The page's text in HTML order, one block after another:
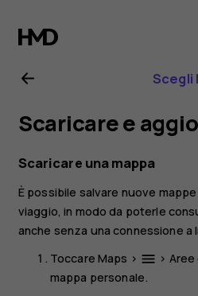
Manuale
d’uso
del
Nokia
6
Scegli
Scaricare e
Scaricare una mappa
È possibile salvare nuove
viaggio, in modo da poterle
anche senza una connessione a
ToccareMaps > menu >
mappa personale.